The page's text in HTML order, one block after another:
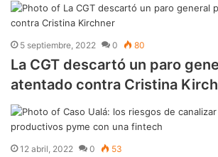
5 septiembre, 2022 0 80
La CGT descartó un paro
atentado contra Cristina
12 abril, 2022 0 53